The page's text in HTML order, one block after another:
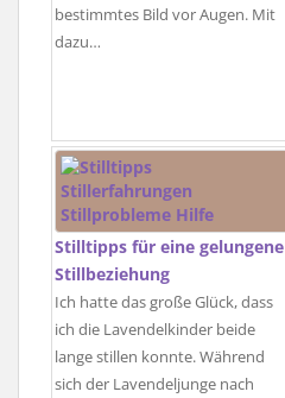
bestimmtes Bild vor Augen. Mit
dazu…
Stilltipps für eine gelungene
Stillbeziehung
Ich hatte das große Glück, dass
ich die Lavendelkinder beide
lange stillen konnte. Während
sich der Lavendeljunge nach